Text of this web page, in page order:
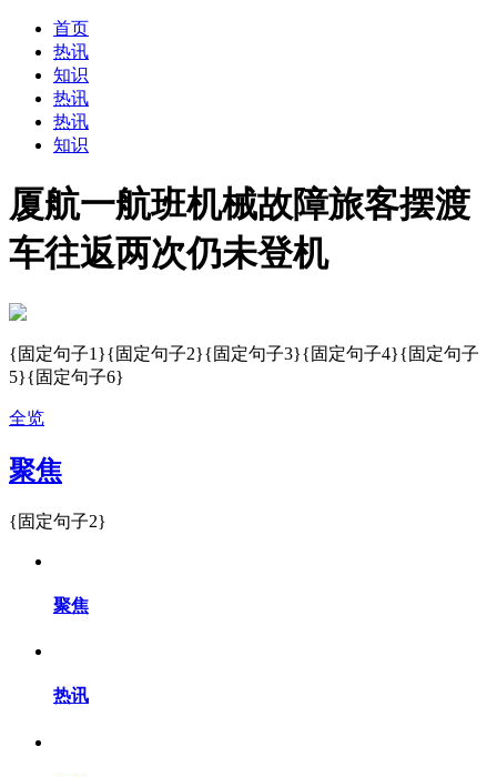
首页
热讯
知识
热讯
热讯
知识
厦航一航班机械故障旅客摆渡
车往返两次仍未登机
{固定句子1}{固定句子2}{固定句子3}{固定句子4}{固定句子
5}{固定句子6}
全览
聚焦
{固定句子2}
聚焦
热讯